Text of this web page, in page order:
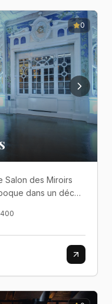
0
Salon des Miroirs
dans un décor
400